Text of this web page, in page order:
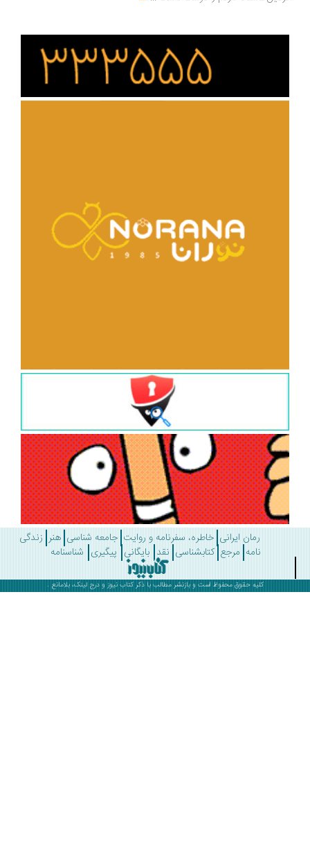
رمان ایرانی خاطره، سفرنامه و روایت جامعه شناسی هنر زندگی
مرجع کتابشناسی نقد بایگانی پیگیری شناسنامه
کلیه حقوق محفوظ است و بازنشر مطالب با ذکرکتاب نیوز و درج لینک، بلامانع .